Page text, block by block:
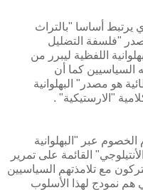
يرتبط أساسا "بالتراث
"فلسفة التضليل
اللفظية ليبرر من
السياسيين كما أن
هو مصدر" البهلوانية
"الارستيكية" .
عبر "البهلوانية
القائمة على تمرير
مع تلامذتهم السياسيين
هم نمودج لهذا الأسلوب